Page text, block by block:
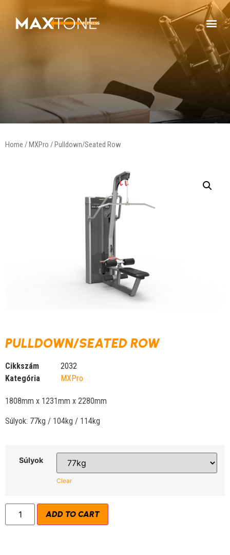
Home /MXPro / Pulldown/Seated Row
PULLDOWN/SEATED ROW
Cikkszám
2032
Kategória
MXPro
1808mm x 1231mm x 2280mm
Súlyok: 77kg / 104kg / 114kg
Súlyok
Clear
ADD TO CART